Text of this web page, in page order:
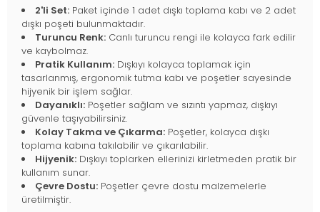
2'li Set: Paket içinde 1 adet dışkı toplama kabı ve 2 adet
dışkı poşeti bulunmaktadır.
Turuncu Renk: Canlı turuncu rengi ile kolayca fark edilir
ve kaybolmaz.
Pratik Kullanım: Dışkıyı kolayca toplamak için
tasarlanmış, ergonomik tutma kabı ve poşetler sayesinde
hijyenik bir işlem sağlar.
Dayanıklı: Poşetler sağlam ve sızıntı yapmaz, dışkıyı
güvenle taşıyabilirsiniz.
Kolay Takma ve Çıkarma: Poşetler, kolayca dışkı
toplama kabına takılabilir ve çıkarılabilir.
Hijyenik: Dışkıyı toplarken ellerinizi kirletmeden pratik bir
kullanım sunar.
Çevre Dostu: Poşetler çevre dostu malzemelerle
üretilmiştir.